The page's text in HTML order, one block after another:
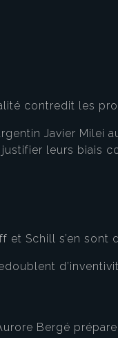
contredit les
Javier Milei
leurs biais
et Schill s’en
Bergé